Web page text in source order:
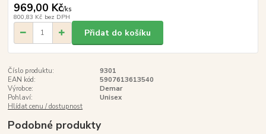
969,00 Kč/ks
800,83 Kč bez DPH
Přidat do košíku
Číslo produktu:
9301
EAN kód:
5907613613540
Výrobce:
Demar
Pohlaví:
Unisex
Hlídat cenu / dostupnost
Podobné produkty